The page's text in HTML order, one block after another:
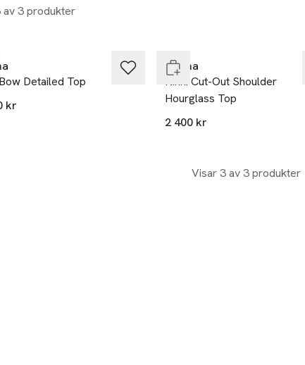
av 3 produkter
Detailed Top
kr
Malina
Ninni Cut-Out Shoulder
Hourglass Top
2 400 kr
Visar 3 av 3 produkter